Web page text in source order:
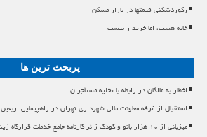
رکوردشکنی قیمتها در بازار مسکن
خانه هست، اما خریدار نیست
پربحث ترین ها
اخطار به مالکان در رابطه با تخلیه مستأجران
استقبال از غرفه معاونت مالی شهرداری تهران در راهپیمایی اربعین
میزبانی از ۱۰ هزار بانو و کودک زائر کارنامه جامع خدمات قرارگاه زینبیه